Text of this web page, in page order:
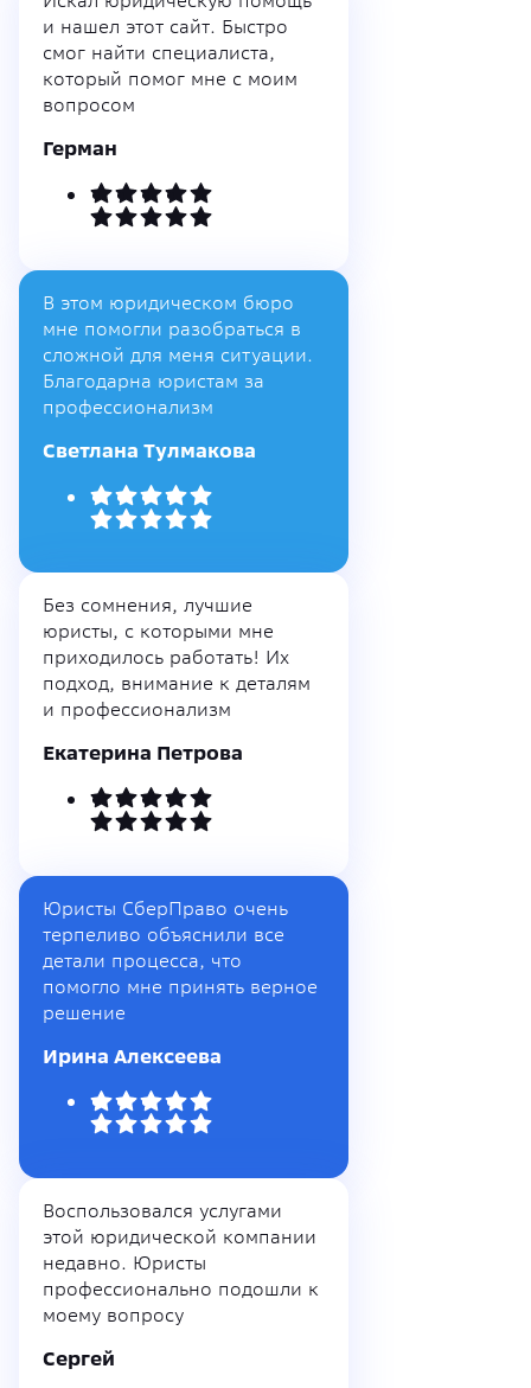
и нашел этот сайт. Быстро
смог найти специалиста,
который помог мне с моим
вопросом
Герман
В этом юридическом бюро
мне помогли разобраться в
сложной для меня ситуации.
Благодарна юристам за
профессионализм
Светлана Тулмакова
Без сомнения, лучшие
юристы, с которыми мне
приходилось работать! Их
подход, внимание к деталям
и профессионализм
Екатерина Петрова
Юристы СберПраво очень
терпеливо объяснили все
детали процесса, что
помогло мне принять верное
решение
Ирина Алексеева
Воспользовался услугами
этой юридической компании
недавно. Юристы
профессионально подошли к
моему вопросу
Сергей